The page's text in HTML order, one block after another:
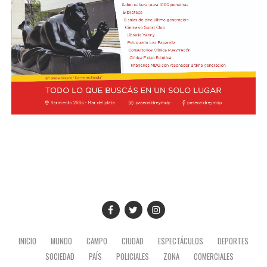
"Varias veces tuve ocasión de conocerle y hablar con él",
recordó Prevost sobre Bergoglio. Ahora, como Papa,
regresará a la Argentina con San Lorenzo a la
expectativa de una decisión del Vaticano que podría
quedar grabada en la historia del club.
Buenos Aires, Julio Bitelli.
Desde el Palacio del Planalto, el canciller Mauro
Vieira calificó los insultos del mandatario argentino
como "graves e inaceptables". Por su parte, Brasil decidió
reducir su representación en el país al nivel de
encargado de negocios.
Quirno afirmó en conferencia de prensa
que Argentina decidió no llevar el conflicto a una
instancia diplomática mayor. El funcionario sostuvo que
existían otros caminos para preservar el vínculo entre
ambos países socios.
INICIO MUNDO CAMPO CIUDAD ESPECTÁCULOS
DEPORTES
SOCIEDAD
PAÍS POLICIALES ZONA COMERCIALES